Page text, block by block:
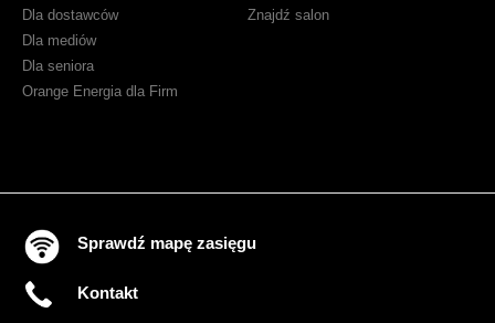
Dla dostawców
Dla mediów
Dla seniora
Orange Energia dla Firm
Znajdź salon
Sprawdź mapę zasięgu
Kontakt